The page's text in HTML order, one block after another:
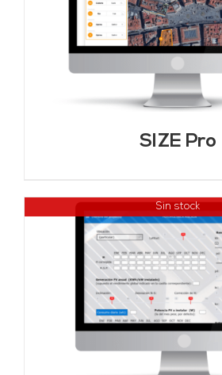
SIZE Pro
Sin stock